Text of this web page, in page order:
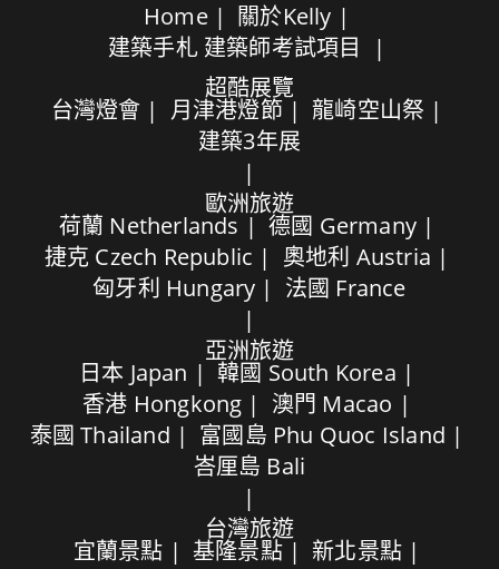
Home
關於Kelly
建築手札 建築師考試項目
超酷展覽
台灣燈會 月津港燈節
龍崎空山祭
建築3年展
歐洲旅遊
荷蘭 Netherlands
德國 Germany
捷克 Czech Republic
奧地利 Austria
匈牙利 Hungary
法國 France
亞洲旅遊
日本 Japan
韓國 South Korea
香港 Hongkong
澳門 Macao
泰國 Thailand
富國島 Phu Quoc Island
峇厘島 Bali
台灣旅遊
宜蘭景點 基隆景點
新北景點